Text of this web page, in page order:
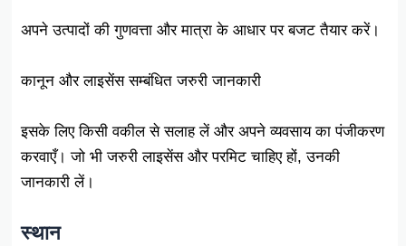
अपने उत्पादों की गुणवत्ता और मात्रा के आधार पर बजट तैयार करें।
कानून और लाइसेंस सम्बंधित जरुरी जानकारी
इसके लिए किसी वकील से सलाह लें और अपने व्यवसाय का पंजीकरण
करवाएँ। जो भी जरुरी लाइसेंस और परमिट चाहिए हों, उनकी
जानकारी लें।
स्थान